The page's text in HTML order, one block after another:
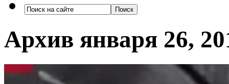
Архив января 26,